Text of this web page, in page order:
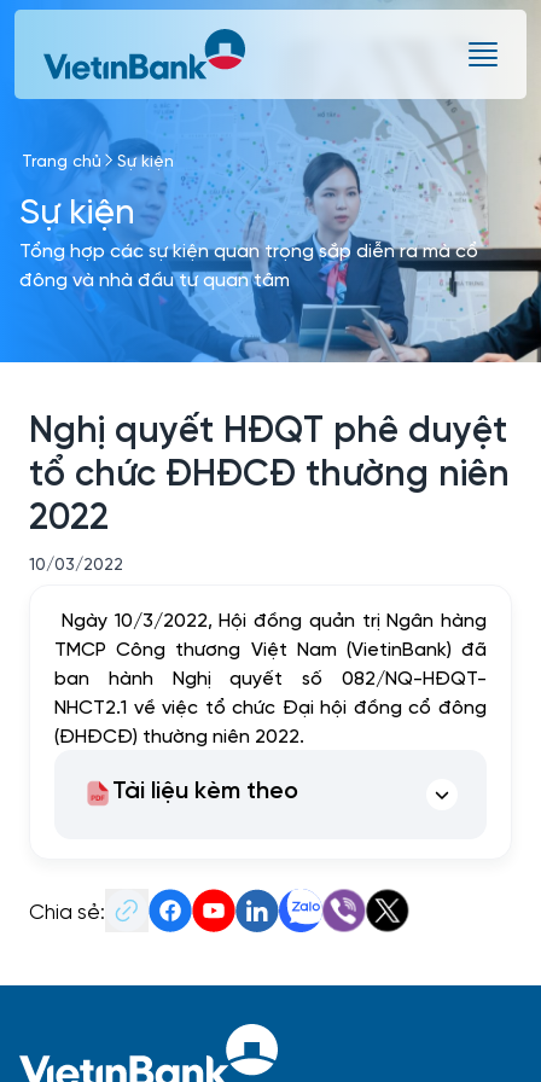
Skip to Main Content
Trang chủ Sự kiện
Sự kiện
Tổng hợp các sự kiện quan trọng sắp diễn ra mà cổ
đông và nhà đầu tư quan tâm
Nghị quyết HĐQT phê duyệt
tổ chức ĐHĐCĐ thường niên
2022
10/03/2022
Ngày 10/3/2022, Hội đồng quản trị Ngân hàng
TMCP Công thương Việt Nam (VietinBank) đã
ban hành Nghị quyết số 082/NQ-HĐQT-
NHCT2.1 về việc tổ chức Đại hội đồng cổ đông
(ĐHĐCĐ) thường niên 2022.
Tài liệu kèm theo
Chia sẻ: